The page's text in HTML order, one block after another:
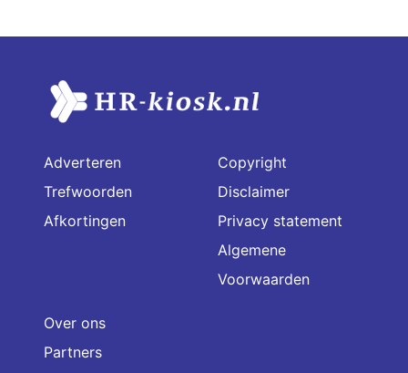
Adverteren
Trefwoorden
Afkortingen
Copyright
Disclaimer
Privacy statement
Algemene
Voorwaarden
Over ons
Partners